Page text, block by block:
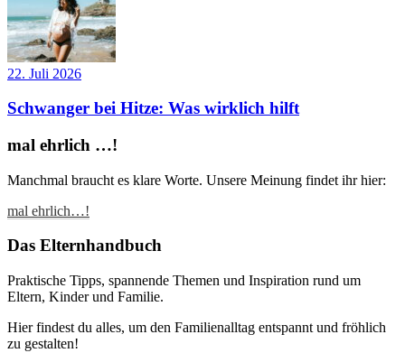
22. Juli 2026
Schwanger bei Hitze: Was wirklich hilft
mal ehrlich …!
Manchmal braucht es klare Worte. Unsere Meinung findet ihr hier:
mal ehrlich…!
Das Elternhandbuch
Praktische Tipps, spannende Themen und Inspiration rund um
Eltern, Kinder und Familie.
Hier findest du alles, um den Familienalltag entspannt und fröhlich
zu gestalten!